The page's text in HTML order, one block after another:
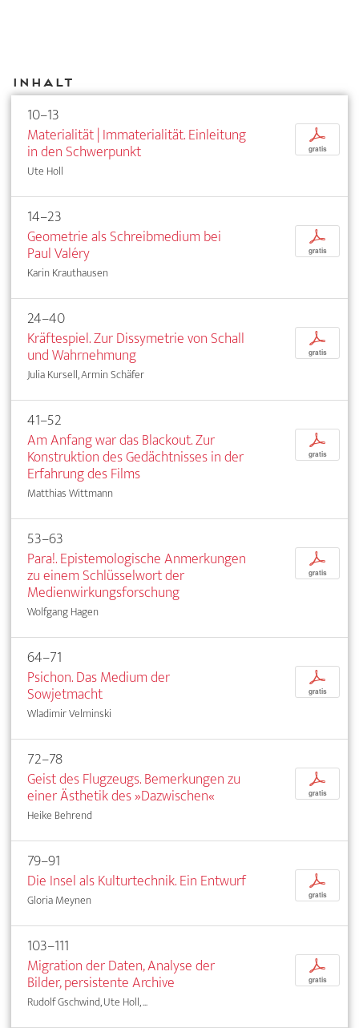
Inhalt
10–13
Materialität | Immaterialität. Einleitung
in den Schwerpunkt
Ute Holl
p
gratis
14–23
Geometrie als Schreibmedium bei
Paul Valéry
Karin Krauthausen
p
gratis
24–40
Kräftespiel. Zur Dissymetrie von Schall
und Wahrnehmung
Julia Kursell, Armin Schäfer
p
gratis
41–52
Am Anfang war das Blackout. Zur
Konstruktion des Gedächtnisses in der
Erfahrung des Films
Matthias Wittmann
p
gratis
53–63
Para!. Epistemologische Anmerkungen
zu einem Schlüsselwort der
Medienwirkungsforschung
Wolfgang Hagen
p
gratis
64–71
Psichon. Das Medium der
Sowjetmacht
Wladimir Velminski
p
gratis
72–78
Geist des Flugzeugs. Bemerkungen zu
einer Ästhetik des »Dazwischen«
Heike Behrend
p
gratis
79–91
Die Insel als Kulturtechnik. Ein Entwurf
Gloria Meynen
p
gratis
103–111
Migration der Daten, Analyse der
Bilder, persistente Archive
Rudolf Gschwind, Ute Holl, ...
p
gratis